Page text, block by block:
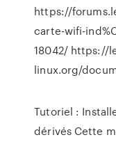
https://
carte-wifi-
18042/ https://
linux.org/
Tutoriel :
dérivés Cette